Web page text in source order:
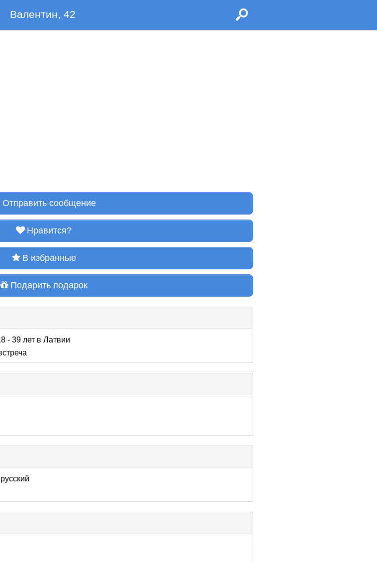
Валентин, 42
Отправить сообщение
Нравится?
В избранные
Подарить подарок
- 39 лет в Латвии